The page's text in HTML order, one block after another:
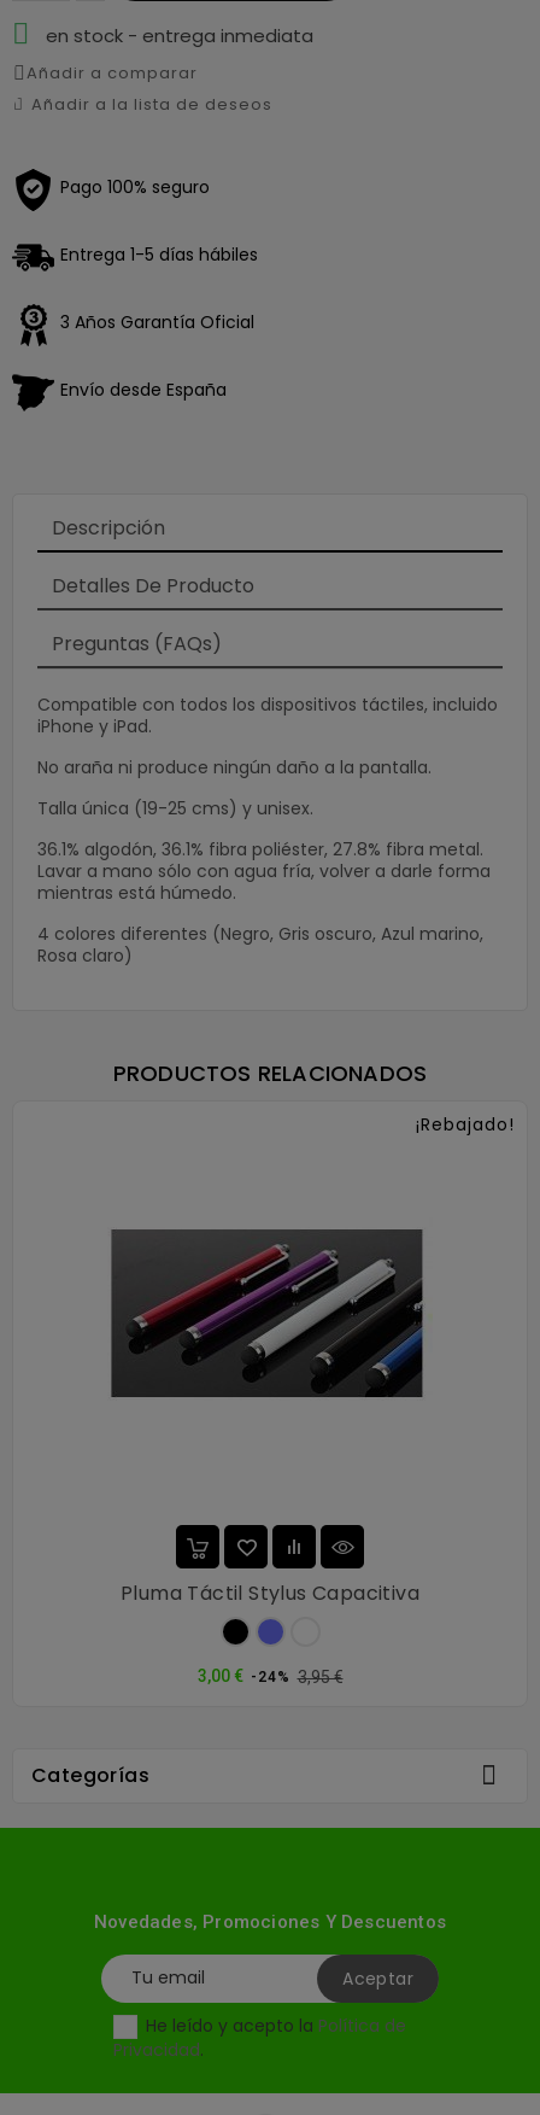
 en stock - entrega inmediata
Añadir a comparar
Añadir a la lista de deseos
Pago 100% seguro
Entrega 1-5 días hábiles
3 Años Garantía Oficial
Envío desde España
Descripción
Detalles De Producto
Preguntas (FAQs)
Compatible con todos los dispositivos táctiles, incluido
iPhone y iPad.
No araña ni produce ningún daño a la pantalla.
Talla única (19-25 cms) y unisex.
36.1% algodón, 36.1% fibra poliéster, 27.8% fibra metal.
Lavar a mano sólo con agua fría, volver a darle forma
mientras está húmedo.
4 colores diferentes (Negro, Gris oscuro, Azul marino,
Rosa claro)
PRODUCTOS RELACIONADOS
¡Rebajado!
Pluma Táctil Stylus Capacitiva
NegroAzul
celeste
3,00 € Precio
-24% 3,95 €Precio
Categorías 
Novedades, Promociones Y Descuentos
He leído y acepto la Política de
Privacidad.